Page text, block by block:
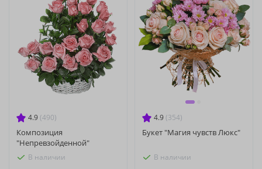
4.9 (490)
Композиция
"Непревзойденной"
В наличии
4.9 (354)
Букет "Магия чувств Люкс"
В наличии